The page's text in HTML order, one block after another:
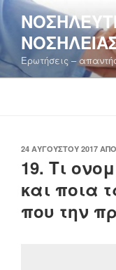
Μετάβαση
στο
περιεχόμενο
Ερωτήσεις –
ΔΗΜΟΣΙΕΎΤΗΚΕ
ΣΤΙΣ
24 ΑΥΓΟΎΣΤΟΥ 2017 ΑΠΌ
19. Τι
και ποια
που την